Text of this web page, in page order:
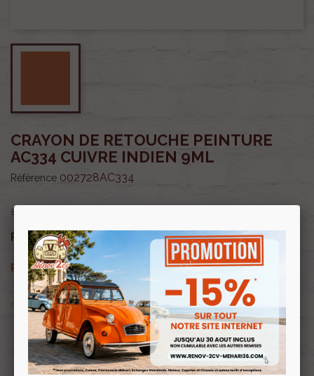
CRAYON DE RETOUCHE PEINTURE
AC334 CUIVRE INDIEN 9ML
Référence 002728AC334
13,50 €
Prix public :11,48 € TTC
Prix clubRenov 2cv:11,48 €TTC
OU PAYER EN
Profitez de prix remisés
avec la Carte clubRenov 2cv